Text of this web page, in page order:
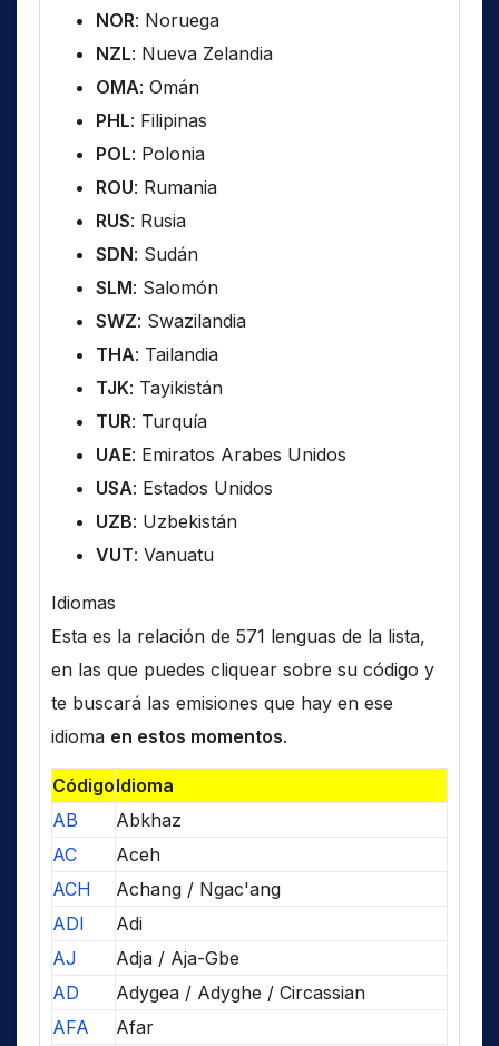
NOR: Noruega
NZL: Nueva Zelandia
OMA: Omán
PHL: Filipinas
POL: Polonia
ROU: Rumania
RUS: Rusia
SDN: Sudán
SLM: Salomón
SWZ: Swazilandia
THA: Tailandia
TJK: Tayikistán
TUR: Turquía
UAE: Emiratos Arabes Unidos
USA: Estados Unidos
UZB: Uzbekistán
VUT: Vanuatu
Idiomas
Esta es la relación de 571 lenguas de la lista,
en las que puedes cliquear sobre su código y
te buscará las emisiones que hay en ese
idioma en estos momentos.
CódigoIdioma
AB
Abkhaz
AC
Aceh
ACH
Achang / Ngac'ang
ADI
Adi
AJ
Adja / Aja-Gbe
AD
Adygea / Adyghe / Circassian
AFA
Afar